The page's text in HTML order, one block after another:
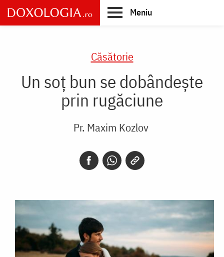
Skip
to
main
Meniu
Căsătorie
Un soț bun se dobândește
prin rugăciune
Pr. Maxim Kozlov